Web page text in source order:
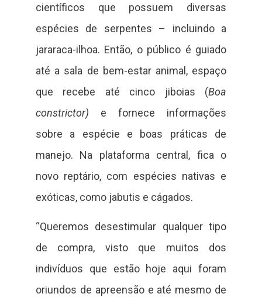
científicos que possuem diversas
espécies de serpentes – incluindo a
jararaca-ilhoa. Então, o público é guiado
até a sala de bem-estar animal, espaço
que recebe até cinco jiboias (Boa
constrictor) e fornece informações
sobre a espécie e boas práticas de
manejo. Na plataforma central, fica o
novo reptário, com espécies nativas e
exóticas, como jabutis e cágados.
“Queremos desestimular qualquer tipo
de compra, visto que muitos dos
indivíduos que estão hoje aqui foram
oriundos de apreensão e até mesmo de